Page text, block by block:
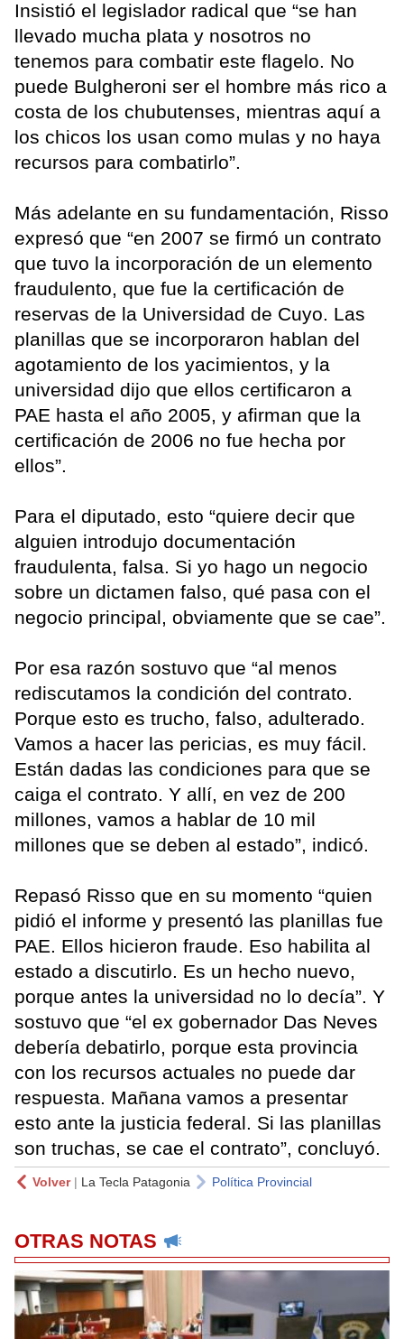
Insistió el legislador radical que “se han
llevado mucha plata y nosotros no
tenemos para combatir este flagelo. No
puede Bulgheroni ser el hombre más rico a
costa de los chubutenses, mientras aquí a
los chicos los usan como mulas y no haya
recursos para combatirlo”.
Más adelante en su fundamentación, Risso
expresó que “en 2007 se firmó un contrato
que tuvo la incorporación de un elemento
fraudulento, que fue la certificación de
reservas de la Universidad de Cuyo. Las
planillas que se incorporaron hablan del
agotamiento de los yacimientos, y la
universidad dijo que ellos certificaron a
PAE hasta el año 2005, y afirman que la
certificación de 2006 no fue hecha por
ellos”.
Para el diputado, esto “quiere decir que
alguien introdujo documentación
fraudulenta, falsa. Si yo hago un negocio
sobre un dictamen falso, qué pasa con el
negocio principal, obviamente que se cae”.
Por esa razón sostuvo que “al menos
rediscutamos la condición del contrato.
Porque esto es trucho, falso, adulterado.
Vamos a hacer las pericias, es muy fácil.
Están dadas las condiciones para que se
caiga el contrato. Y allí, en vez de 200
millones, vamos a hablar de 10 mil
millones que se deben al estado”, indicó.
Repasó Risso que en su momento “quien
pidió el informe y presentó las planillas fue
PAE. Ellos hicieron fraude. Eso habilita al
estado a discutirlo. Es un hecho nuevo,
porque antes la universidad no lo decía”. Y
sostuvo que “el ex gobernador Das Neves
debería debatirlo, porque esta provincia
con los recursos actuales no puede dar
respuesta. Mañana vamos a presentar
esto ante la justicia federal. Si las planillas
son truchas, se cae el contrato”, concluyó.
Volver| La Tecla Patagonia Política Provincial
OTRAS NOTAS